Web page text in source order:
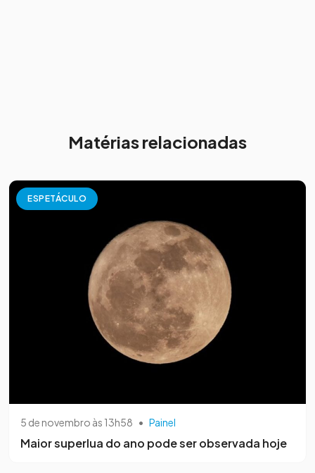
Matérias relacionadas
ESPETÁCULO
5 de novembro às 13h58 • Painel
Maior superlua do ano pode ser observada hoje